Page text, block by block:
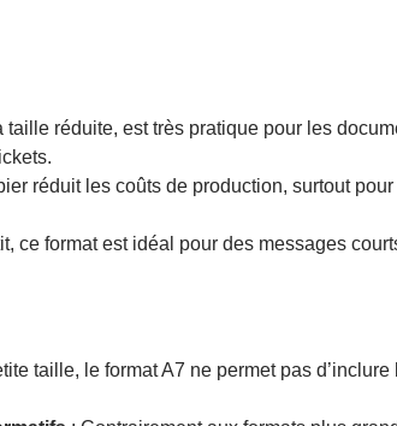
taille réduite, est très pratique pour les
réduit les coûts de production, surtout
ce format est idéal pour des messages
taille, le format A7 ne permet pas